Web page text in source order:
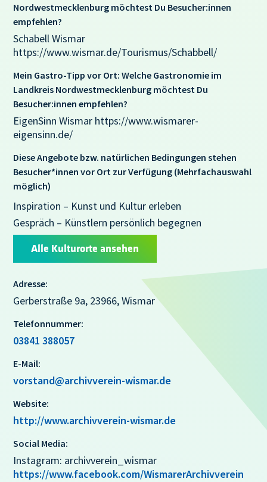
Nordwestmecklenburg möchtest Du Besucher:innen
empfehlen?
Schabell Wismar
https://www.wismar.de/Tourismus/Schabbell/
Mein Gastro-Tipp vor Ort: Welche Gastronomie im
Landkreis Nordwestmecklenburg möchtest Du
Besucher:innen empfehlen?
EigenSinn Wismar https://www.wismarer-
eigensinn.de/
Diese Angebote bzw. natürlichen Bedingungen stehen
Besucher*innen vor Ort zur Verfügung (Mehrfachauswahl
möglich)
Inspiration – Kunst und Kultur erleben
Gespräch – Künstlern persönlich begegnen
Alle Kulturorte ansehen
Adresse:
Gerberstraße 9a, 23966, Wismar
Telefonnummer:
03841 388057
E-Mail:
vorstand@archivverein-wismar.de
Website:
http://www.archivverein-wismar.de
Social Media:
Instagram: archivverein_wismar
https://www.facebook.com/WismarerArchivverein